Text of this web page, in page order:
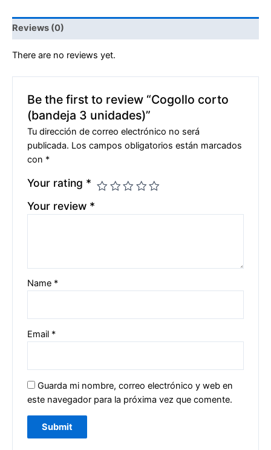
Reviews (0)
There are no reviews yet.
Be the first to review “Cogollo corto
(bandeja 3 unidades)”
Tu dirección de correo electrónico no será
publicada. Los campos obligatorios están marcados
con *
Your rating *
Your review *
Name *
Email *
Guarda mi nombre, correo electrónico y web en
este navegador para la próxima vez que comente.